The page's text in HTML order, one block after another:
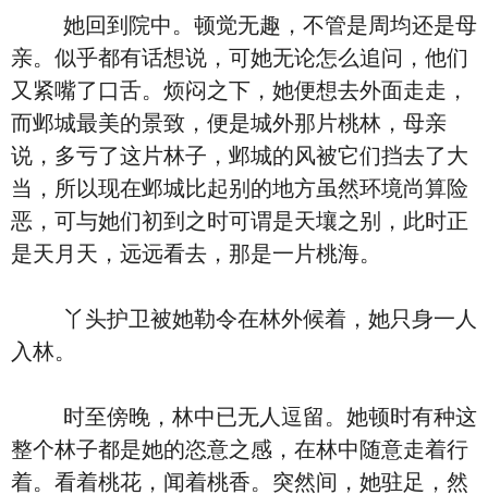
她回到院中。顿觉无趣，不管是周均还是母
亲。似乎都有话想说，可她无论怎么追问，他们
又紧嘴了口舌。烦闷之下，她便想去外面走走，
而邺城最美的景致，便是城外那片桃林，母亲
说，多亏了这片林子，邺城的风被它们挡去了大
当，所以现在邺城比起别的地方虽然环境尚算险
恶，可与她们初到之时可谓是天壤之别，此时正
是天月天，远远看去，那是一片桃海。
丫头护卫被她勒令在林外候着，她只身一人
入林。
时至傍晚，林中已无人逗留。她顿时有种这
整个林子都是她的恣意之感，在林中随意走着行
着。看着桃花，闻着桃香。突然间，她驻足，然